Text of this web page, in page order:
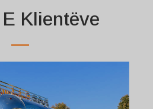
Klientëve